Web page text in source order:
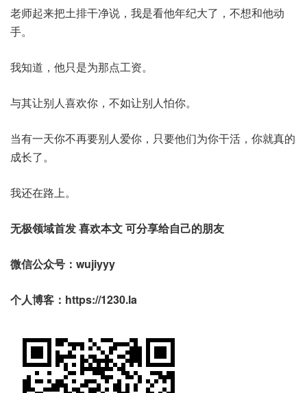
老师起来把土排干净说，我是看他年纪大了，不想和他动
手。
我知道，他只是为那点工资。
与其让别人喜欢你，不如让别人怕你。
当有一天你不再要别人爱你，只要他们为你干活，你就真的
成长了。
我还在路上。
无极领域首发 喜欢本文 可分享给自己的朋友
微信公众号：wujiyyy
个人博客：https://1230.la